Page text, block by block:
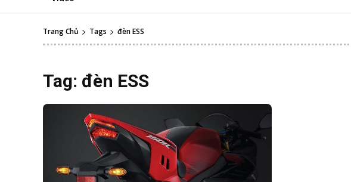
Trang Chủ Tags đèn ESS
Tag: đèn ESS